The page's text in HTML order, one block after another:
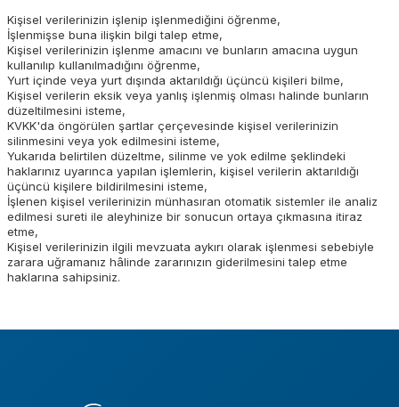
Kişisel verilerinizin işlenip işlenmediğini öğrenme,
İşlenmişse buna ilişkin bilgi talep etme,
Kişisel verilerinizin işlenme amacını ve bunların amacına uygun
kullanılıp kullanılmadığını öğrenme,
Yurt içinde veya yurt dışında aktarıldığı üçüncü kişileri bilme,
Kişisel verilerin eksik veya yanlış işlenmiş olması halinde bunların
düzeltilmesini isteme,
KVKK'da öngörülen şartlar çerçevesinde kişisel verilerinizin
silinmesini veya yok edilmesini isteme,
Yukarıda belirtilen düzeltme, silinme ve yok edilme şeklindeki
haklarınız uyarınca yapılan işlemlerin, kişisel verilerin aktarıldığı
üçüncü kişilere bildirilmesini isteme,
İşlenen kişisel verilerinizin münhasıran otomatik sistemler ile analiz
edilmesi sureti ile aleyhinize bir sonucun ortaya çıkmasına itiraz
etme,
Kişisel verilerinizin ilgili mevzuata aykırı olarak işlenmesi sebebiyle
zarara uğramanız hâlinde zararınızın giderilmesini talep etme
haklarına sahipsiniz.